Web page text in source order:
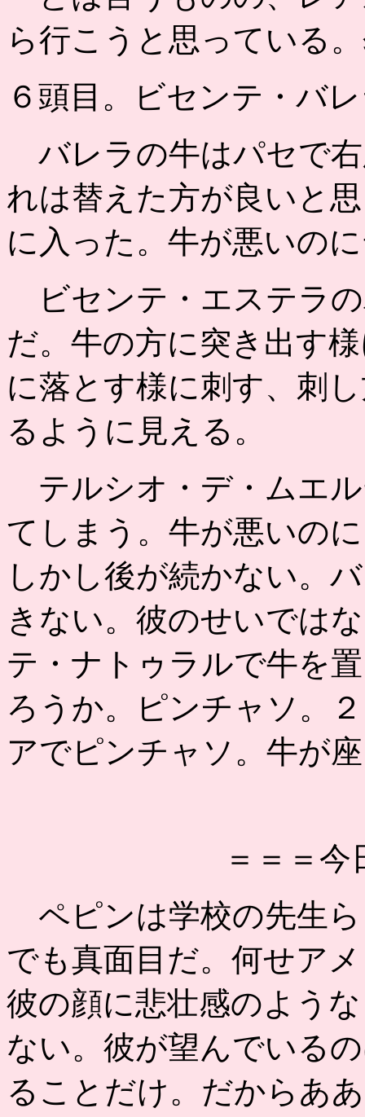
ら行こうと思っている
６頭目。ビセンテ・バ
バレラの牛はパセで
れは替えた方が良いと
に入った。牛が悪いの
ビセンテ・エステラ
だ。牛の方に突き出す
に落とす様に刺す、刺
るように見える。
テルシオ・デ・ムエ
てしまう。牛が悪いの
しかし後が続かない。
きない。彼のせいでは
テ・ナトゥラルで牛を
ろうか。ピンチャソ。
アでピンチャソ。牛が
＝＝＝
ペピンは学校の先生
でも真面目だ。何せア
彼の顔に悲壮感のよう
ない。彼が望んでいる
ることだけ。だからあ